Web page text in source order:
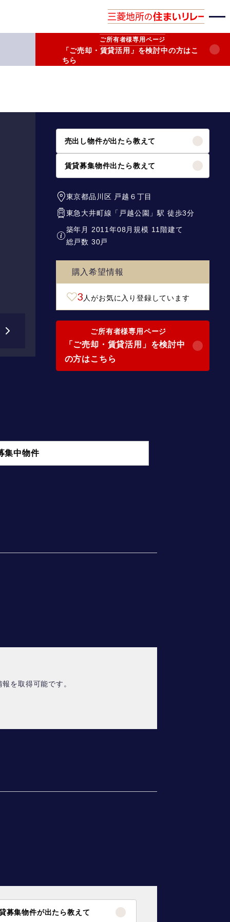
ご所有者様専用ページ
「ご売却・賃貸活用」を検討中の方はこ
ちら
売出し物件が出たら教えて
賃貸募集物件出たら教えて
東京都品川区 戸越６丁目
東急大井町線 「 戸越公園 」駅 徒歩3分
築年月 2011年08月規模 11階建て
総戸数 30戸
購入希望情報
3 人がお気に入り登録しています
ご所有者様専用ページ
「ご売却・賃貸活用」を検討中
の方はこちら
集中物件
を取得可能です。
募集物件が出たら教えて